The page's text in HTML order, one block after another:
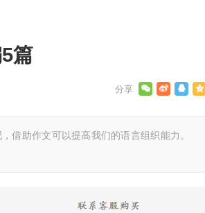
篇
助作文可以提高我们的语言组织能力。